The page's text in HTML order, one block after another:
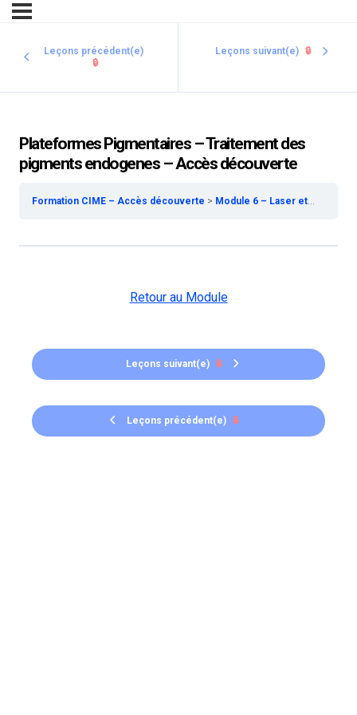
Leçons précédent(e)
🔒
Leçons suivant(e) 🔒
Plateformes Pigmentaires – Traitement des
pigments endogenes – Accès découverte
Formation CIME – Accès découverte Module 6 – Laser et IPL – Accès découverte
Leçons précédent(e) 🔒
Retour au Module
Leçons suivant(e) 🔒